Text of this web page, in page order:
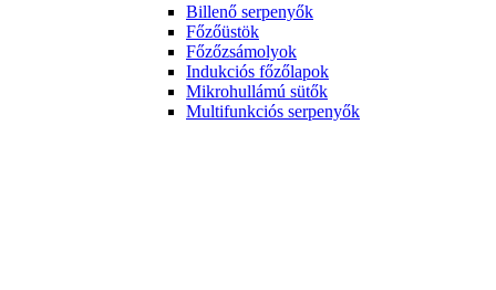
Billenő serpenyők
Főzőüstök
Főzőzsámolyok
Indukciós főzőlapok
Mikrohullámú sütők
Multifunkciós serpenyők